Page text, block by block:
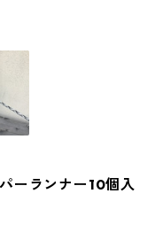
ーランナー10個入